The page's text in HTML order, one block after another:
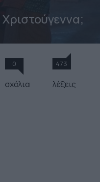
Χριστούγεννα;
0
σχόλια
473
λέξεις